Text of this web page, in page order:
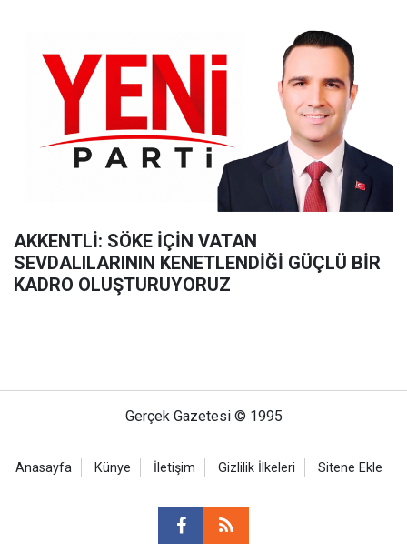
AKKENTLİ: SÖKE İÇİN VATAN
SEVDALILARININ KENETLENDİĞİ GÜÇLÜ BİR
KADRO OLUŞTURUYORUZ
Gerçek Gazetesi © 1995
Anasayfa Künye İletişim Gizlilik İlkeleri Sitene Ekle